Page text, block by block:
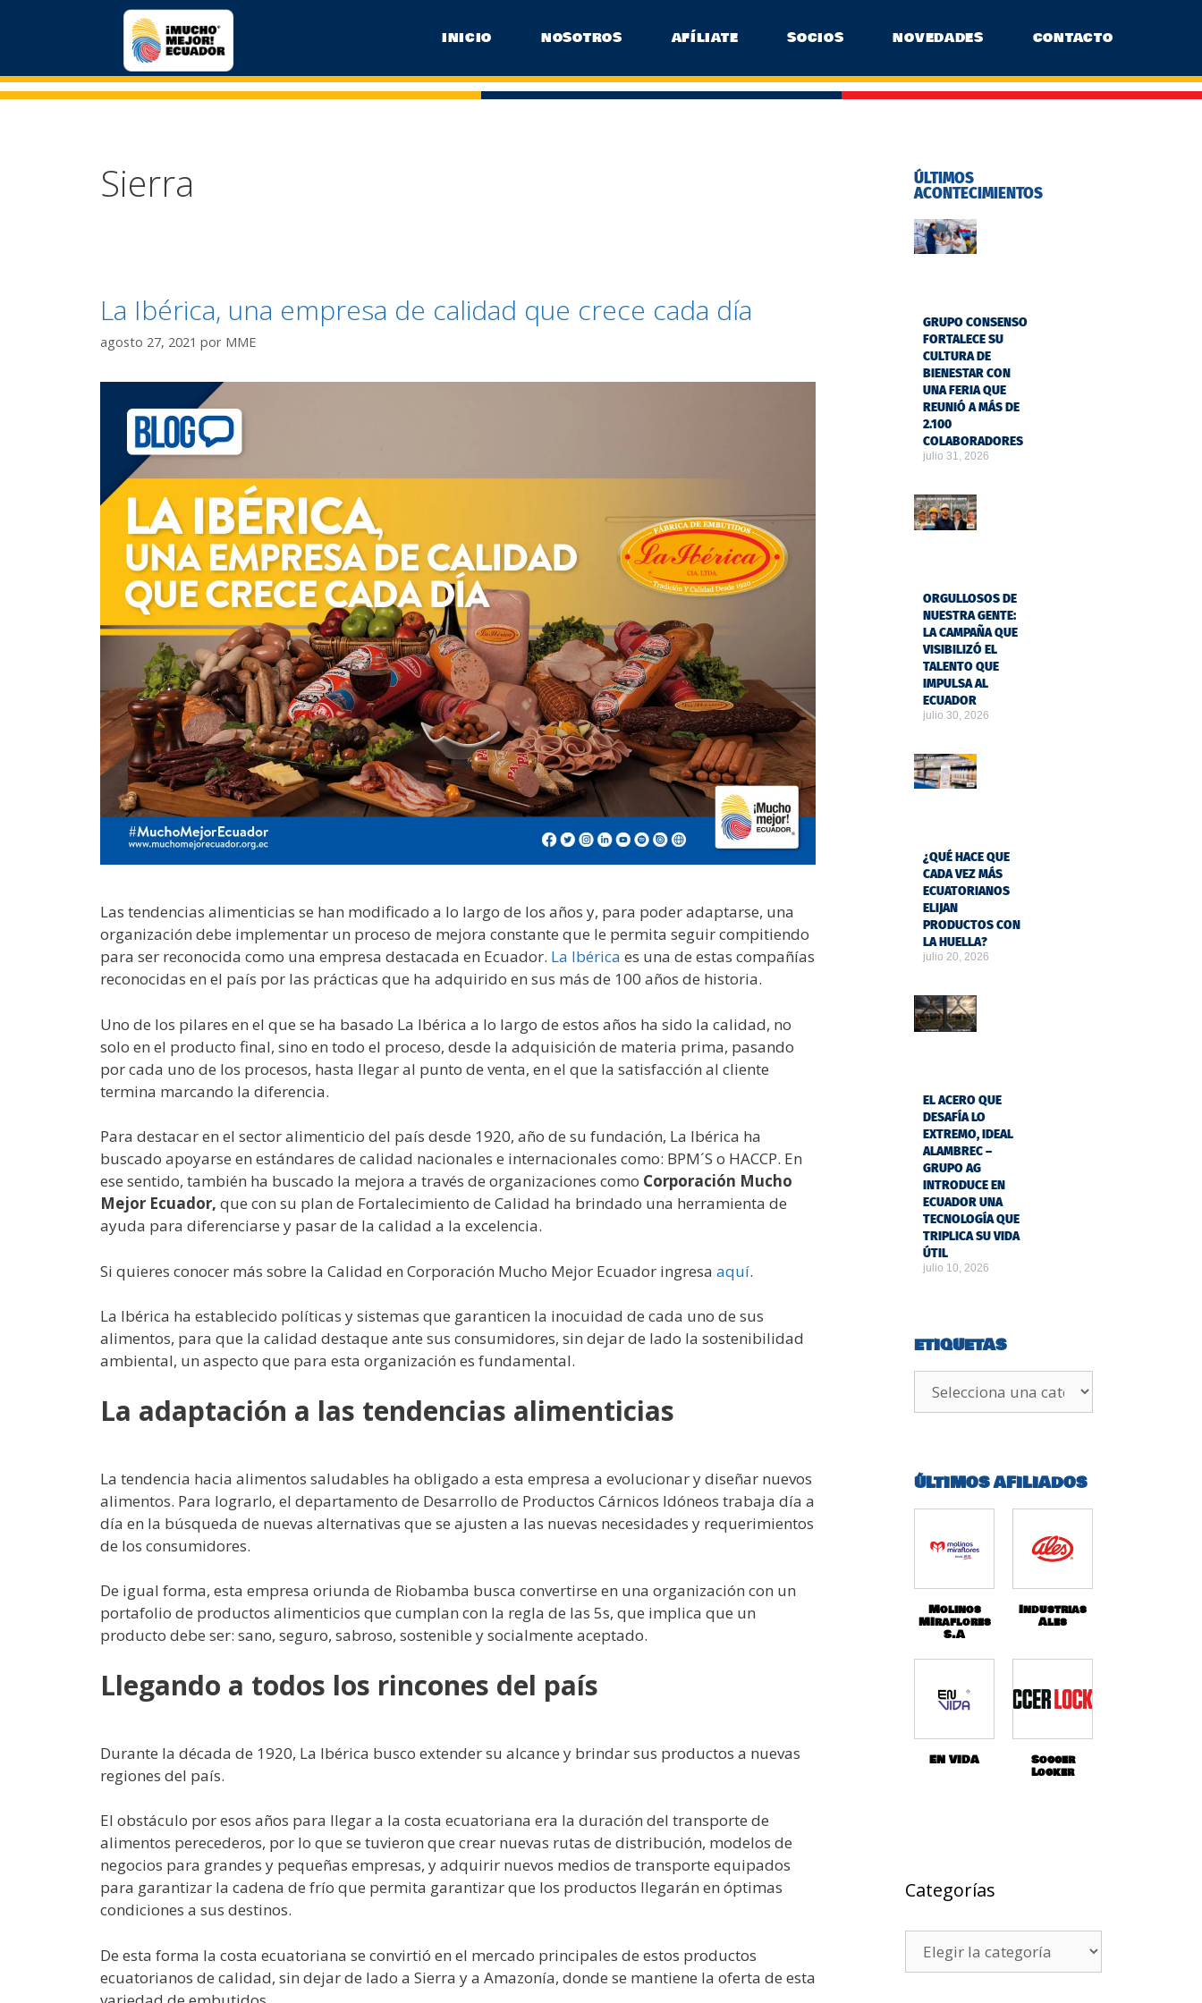
INICIO NOSOTROS AFÍLIATE SOCIOS NOVEDADES CONTACTO
Sierra
La Ibérica, una empresa de calidad que crece cada día
agosto 27, 2021 por MME
Las tendencias alimenticias se han modificado a lo largo de los años y, para poder adaptarse, una
organización debe implementar un proceso de mejora constante que le permita seguir compitiendo
para ser reconocida como una empresa destacada en Ecuador. La Ibérica es una de estas compañías
reconocidas en el país por las prácticas que ha adquirido en sus más de 100 años de historia.
Uno de los pilares en el que se ha basado La Ibérica a lo largo de estos años ha sido la calidad, no
solo en el producto final, sino en todo el proceso, desde la adquisición de materia prima, pasando
por cada uno de los procesos, hasta llegar al punto de venta, en el que la satisfacción al cliente
termina marcando la diferencia.
Para destacar en el sector alimenticio del país desde 1920, año de su fundación, La Ibérica ha
buscado apoyarse en estándares de calidad nacionales e internacionales como: BPM´S o HACCP. En
ese sentido, también ha buscado la mejora a través de organizaciones como Corporación Mucho
Mejor Ecuador, que con su plan de Fortalecimiento de Calidad ha brindado una herramienta de
ayuda para diferenciarse y pasar de la calidad a la excelencia.
Si quieres conocer más sobre la Calidad en Corporación Mucho Mejor Ecuador ingresa aquí.
La Ibérica ha establecido políticas y sistemas que garanticen la inocuidad de cada uno de sus
alimentos, para que la calidad destaque ante sus consumidores, sin dejar de lado la sostenibilidad
ambiental, un aspecto que para esta organización es fundamental.
La adaptación a las tendencias alimenticias
La tendencia hacia alimentos saludables ha obligado a esta empresa a evolucionar y diseñar nuevos
alimentos. Para lograrlo, el departamento de Desarrollo de Productos Cárnicos Idóneos trabaja día a
día en la búsqueda de nuevas alternativas que se ajusten a las nuevas necesidades y requerimientos
de los consumidores.
De igual forma, esta empresa oriunda de Riobamba busca convertirse en una organización con un
portafolio de productos alimenticios que cumplan con la regla de las 5s, que implica que un
producto debe ser: sano, seguro, sabroso, sostenible y socialmente aceptado.
Llegando a todos los rincones del país
Durante la década de 1920, La Ibérica busco extender su alcance y brindar sus productos a nuevas
regiones del país.
El obstáculo por esos años para llegar a la costa ecuatoriana era la duración del transporte de
alimentos perecederos, por lo que se tuvieron que crear nuevas rutas de distribución, modelos de
negocios para grandes y pequeñas empresas, y adquirir nuevos medios de transporte equipados
para garantizar la cadena de frío que permita garantizar que los productos llegarán en óptimas
condiciones a sus destinos.
De esta forma la costa ecuatoriana se convirtió en el mercado principales de estos productos
ecuatorianos de calidad, sin dejar de lado a Sierra y a Amazonía, donde se mantiene la oferta de esta
ÚLTIMOS
ACONTECIMIENTOS
GRUPO CONSENSO
FORTALECE SU
CULTURA DE
BIENESTAR CON
UNA FERIA QUE
REUNIÓ A MÁS DE
2.100
COLABORADORES
julio 31, 2026
ORGULLOSOS DE
NUESTRA GENTE:
LA CAMPAÑA QUE
VISIBILIZÓ EL
TALENTO QUE
IMPULSA AL
ECUADOR
julio 30, 2026
¿QUÉ HACE QUE
CADA VEZ MÁS
ECUATORIANOS
ELIJAN
PRODUCTOS CON
LA HUELLA?
julio 20, 2026
EL ACERO QUE
DESAFÍA LO
EXTREMO, IDEAL
ALAMBREC –
GRUPO AG
INTRODUCE EN
ECUADOR UNA
TECNOLOGÍA QUE
TRIPLICA SU VIDA
ÚTIL
julio 10, 2026
ETIQUETAS
ÚLTIMOS AFILIADOS
Molinos
MIraflores
S.A
Industrias
Ales
EN VIDA Soccer
Locker
Categorías